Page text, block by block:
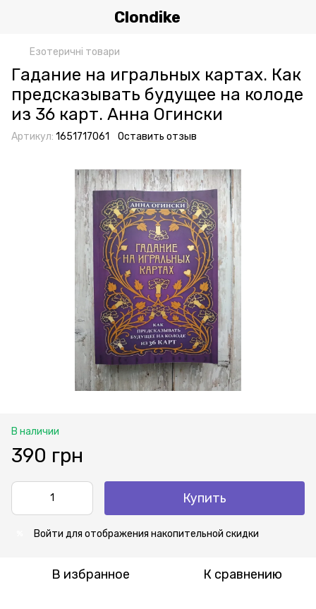
Clondike
Езотеричні товари
Гадание на игральных картах. Как
предсказывать будущее на колоде
из 36 карт. Анна Огински
Артикул: 1651717061 Оставить отзыв
В наличии
390 грн
Купить
Войти для отображения накопительной скидки
В избранное К сравнению